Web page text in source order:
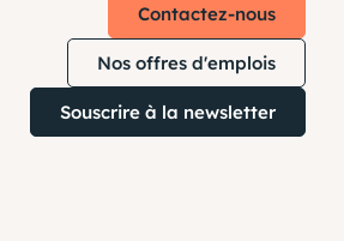
Contactez-nous
Nos offres d'emplois
Souscrire à la newsletter